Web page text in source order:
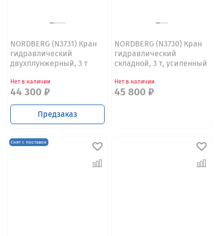
NORDBERG (N3731) Кран
гидравлический
двухплунжерный, 3 т
Нет в наличии
44 300 ₽
Предзаказ
NORDBERG (N3730) Кран
гидравлический
складной, 3 т, усиленный
Нет в наличии
45 800 ₽
Снят с поставок